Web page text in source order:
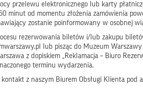
przelewu elektronicznego lub karty
minut od momentu złożenia zamówienia
zostanie poinformowany w osobnej
rezerwowania biletów i/lub zakupu
lub pisząc do Muzeum
z dopiskiem „Reklamacja – Biuro
terminu wydarzenia.
z naszym Biurem Obsługi Klienta pod